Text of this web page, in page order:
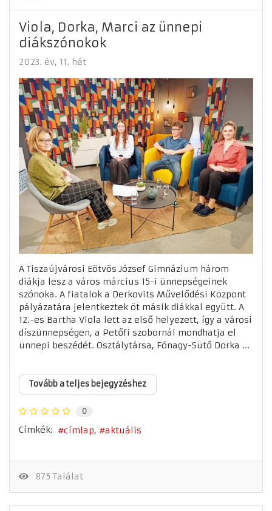
Viola, Dorka, Marci az ünnepi
diákszónokok
2023. év 11. hét
A Tiszaújvárosi Eötvös József Gimnázium három
diákja lesz a város március 15-i ünnepségeinek
szónoka. A fiatalok a Derkovits Művelődési Központ
pályázatára jelentkeztek öt másik diákkal együtt. A
12.-es Bartha Viola lett az első helyezett, így a városi
díszünnepségen, a Petőfi szobornál mondhatja el
ünnepi beszédét. Osztálytársa, Fónagy-Sütő Dorka ...
Tovább a teljes bejegyzéshez
0
Címkék: címlap aktuális
875 Találat